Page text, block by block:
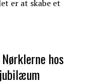
er at skabe et
hos